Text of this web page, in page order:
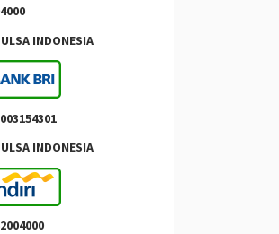
INDONESIA
INDONESIA